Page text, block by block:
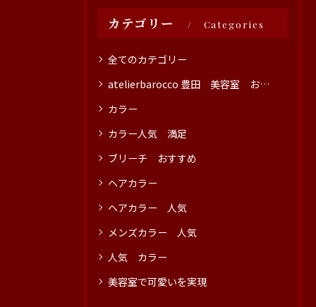
カテゴリー Categories
全てのカテゴリー
atelierbarocco 豊田 美容室 おすすめ
カラー
カラー人気 満足
ブリーチ おすすめ
ヘアカラー
ヘアカラー 人気
メンズカラー 人気
人気 カラー
美容室で可愛いを実現